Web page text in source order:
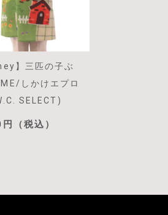
】三匹の子ぶ
しかけエプロ
SELECT)
（税込）